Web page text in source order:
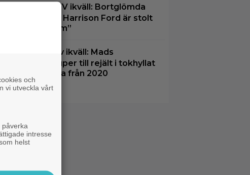
På TV ikväll: Bortglömda
thrillern som Harrison Ford är stolt
över: ”Bra film”
På tv ikväll: Mads
Mikkelsen super till rejält i tokhyllat
danskt drama från 2020
och
vi utveckla vårt
intresse
helst